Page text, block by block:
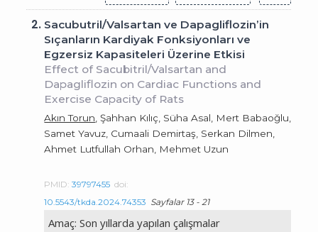
2. Sacubutril/Valsartan ve Dapagliflozin’in
Sıçanların Kardiyak Fonksiyonları ve
Egzersiz Kapasiteleri Üzerine Etkisi
Effect of Sacubitril/Valsartan and
Dapagliflozin on Cardiac Functions and
Exercise Capacity of Rats
Akın Torun , Şahhan Kılıç, Süha Asal, Mert Babaoğlu,
Samet Yavuz, Cumaali Demirtaş, Serkan Dilmen,
Ahmet Lutfullah Orhan, Mehmet Uzun
PMID:39797455 doi:
10.5543/tkda.2024.74353 Sayfalar 13 - 21
Amaç: Son yıllarda yapılan çalışmalar